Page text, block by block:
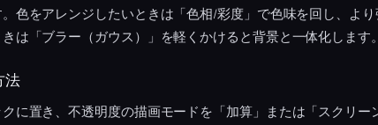
色をアレンジしたいときは「色相/彩度」で色味を回し、よ
は「ブラー（ガウス）」を軽くかけると背景と一体化します。
法
に置き、不透明度の描画モードを「加算」または「スクリ